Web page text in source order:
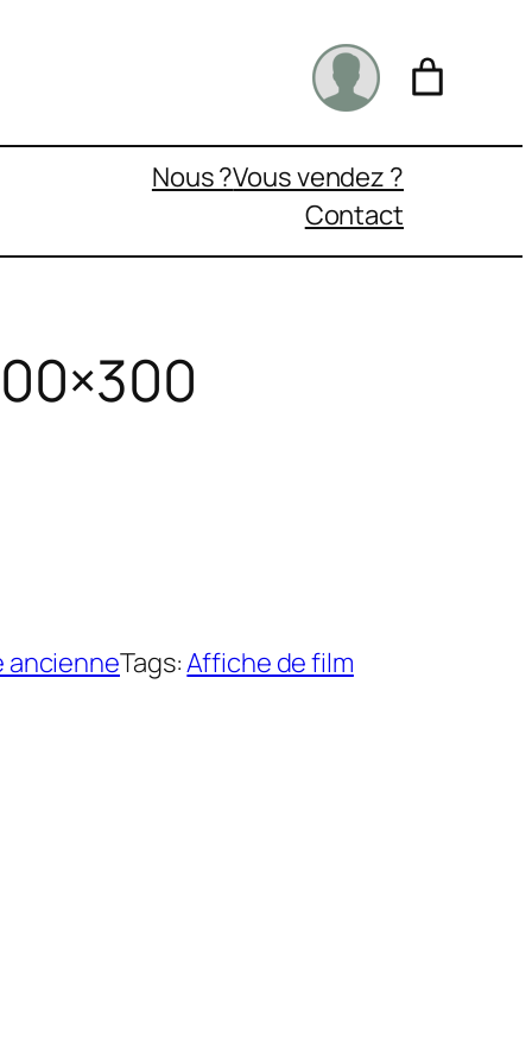
Nous ?Vous vendez ?
Contact
ancienneTags:Affiche de film